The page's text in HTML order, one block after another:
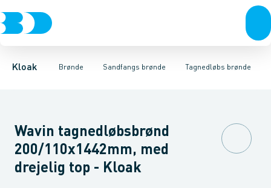
Kloak Brønde
Rør & fittingsBrønde BrøndgodsLinjeafvandingTanke,
Sandfangs brønde
Rense & inspektions brøndeOpføringsrør & tilbehør
Tagnedløbs brønde
Rendestens brønde Tagnedløbs brønde Drænbrønde
Wavin tagnedløbsbrønd
200/110x1442mm, med
drejelig top - Kloak